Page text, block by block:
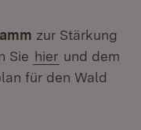
zur Stärkung
Sie hier und dem
für den Wald